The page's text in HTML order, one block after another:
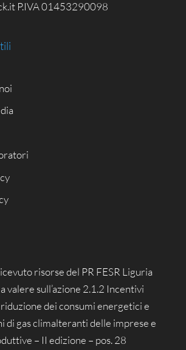
P.IVA 01453290098
risorse del PR FESR Liguria
valere sull’azione 2.1.2 Incentivi
dei consumi energetici e
di gas climalteranti delle imprese e
– II edizione – pos. 28